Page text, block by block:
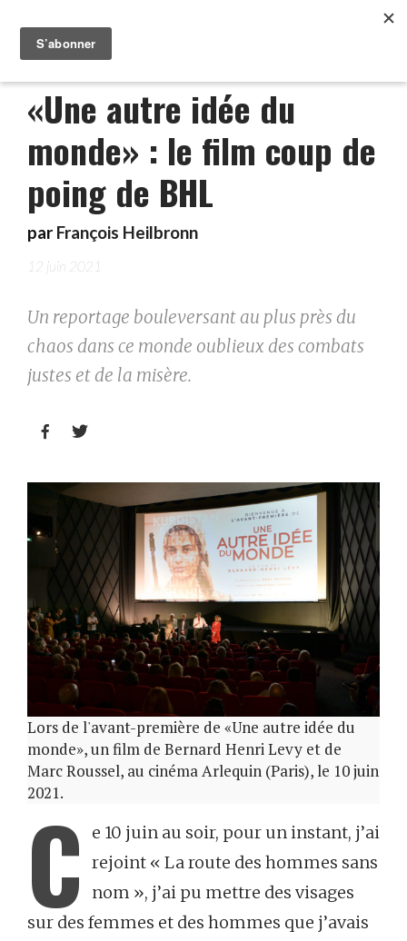
«Une autre idée du
monde» : le film coup de
poing de BHL
par François Heilbronn
12 juin 2021
Un reportage bouleversant au plus près du
chaos dans ce monde oublieux des combats
justes et de la misère.
 
Lors de l'avant-première de «Une autre idée du
monde», un film de Bernard Henri Levy et de
Marc Roussel, au cinéma Arlequin (Paris), le 10 juin
2021.
C
e 10 juin au soir, pour un instant, j’ai
rejoint « La route des hommes sans
nom », j’ai pu mettre des visages
sur des femmes et des hommes que j’avais